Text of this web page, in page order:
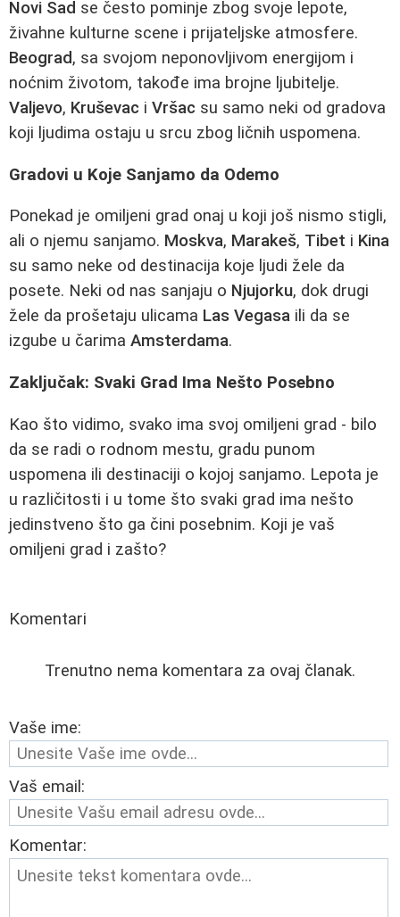
Novi Sad se često pominje zbog svoje lepote,
živahne kulturne scene i prijateljske atmosfere.
Beograd, sa svojom neponovljivom energijom i
noćnim životom, takođe ima brojne ljubitelje.
Valjevo, Kruševac i Vršac su samo neki od gradova
koji ljudima ostaju u srcu zbog ličnih uspomena.
Gradovi u Koje Sanjamo da Odemo
Ponekad je omiljeni grad onaj u koji još nismo stigli,
ali o njemu sanjamo. Moskva, Marakeš, Tibet i Kina
su samo neke od destinacija koje ljudi žele da
posete. Neki od nas sanjaju o Njujorku, dok drugi
žele da prošetaju ulicama Las Vegasa ili da se
izgube u čarima Amsterdama.
Zaključak: Svaki Grad Ima Nešto Posebno
Kao što vidimo, svako ima svoj omiljeni grad - bilo
da se radi o rodnom mestu, gradu punom
uspomena ili destinaciji o kojoj sanjamo. Lepota je
u različitosti i u tome što svaki grad ima nešto
jedinstveno što ga čini posebnim. Koji je vaš
omiljeni grad i zašto?
Komentari
Trenutno nema komentara za ovaj članak.
Vaše ime:
Vaš email:
Komentar: